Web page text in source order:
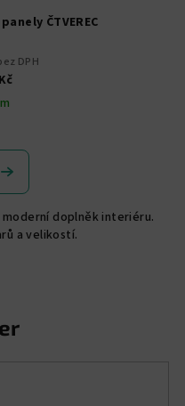
ČTVEREC
DPH
moderní doplněk interiéru.
a velikostí.